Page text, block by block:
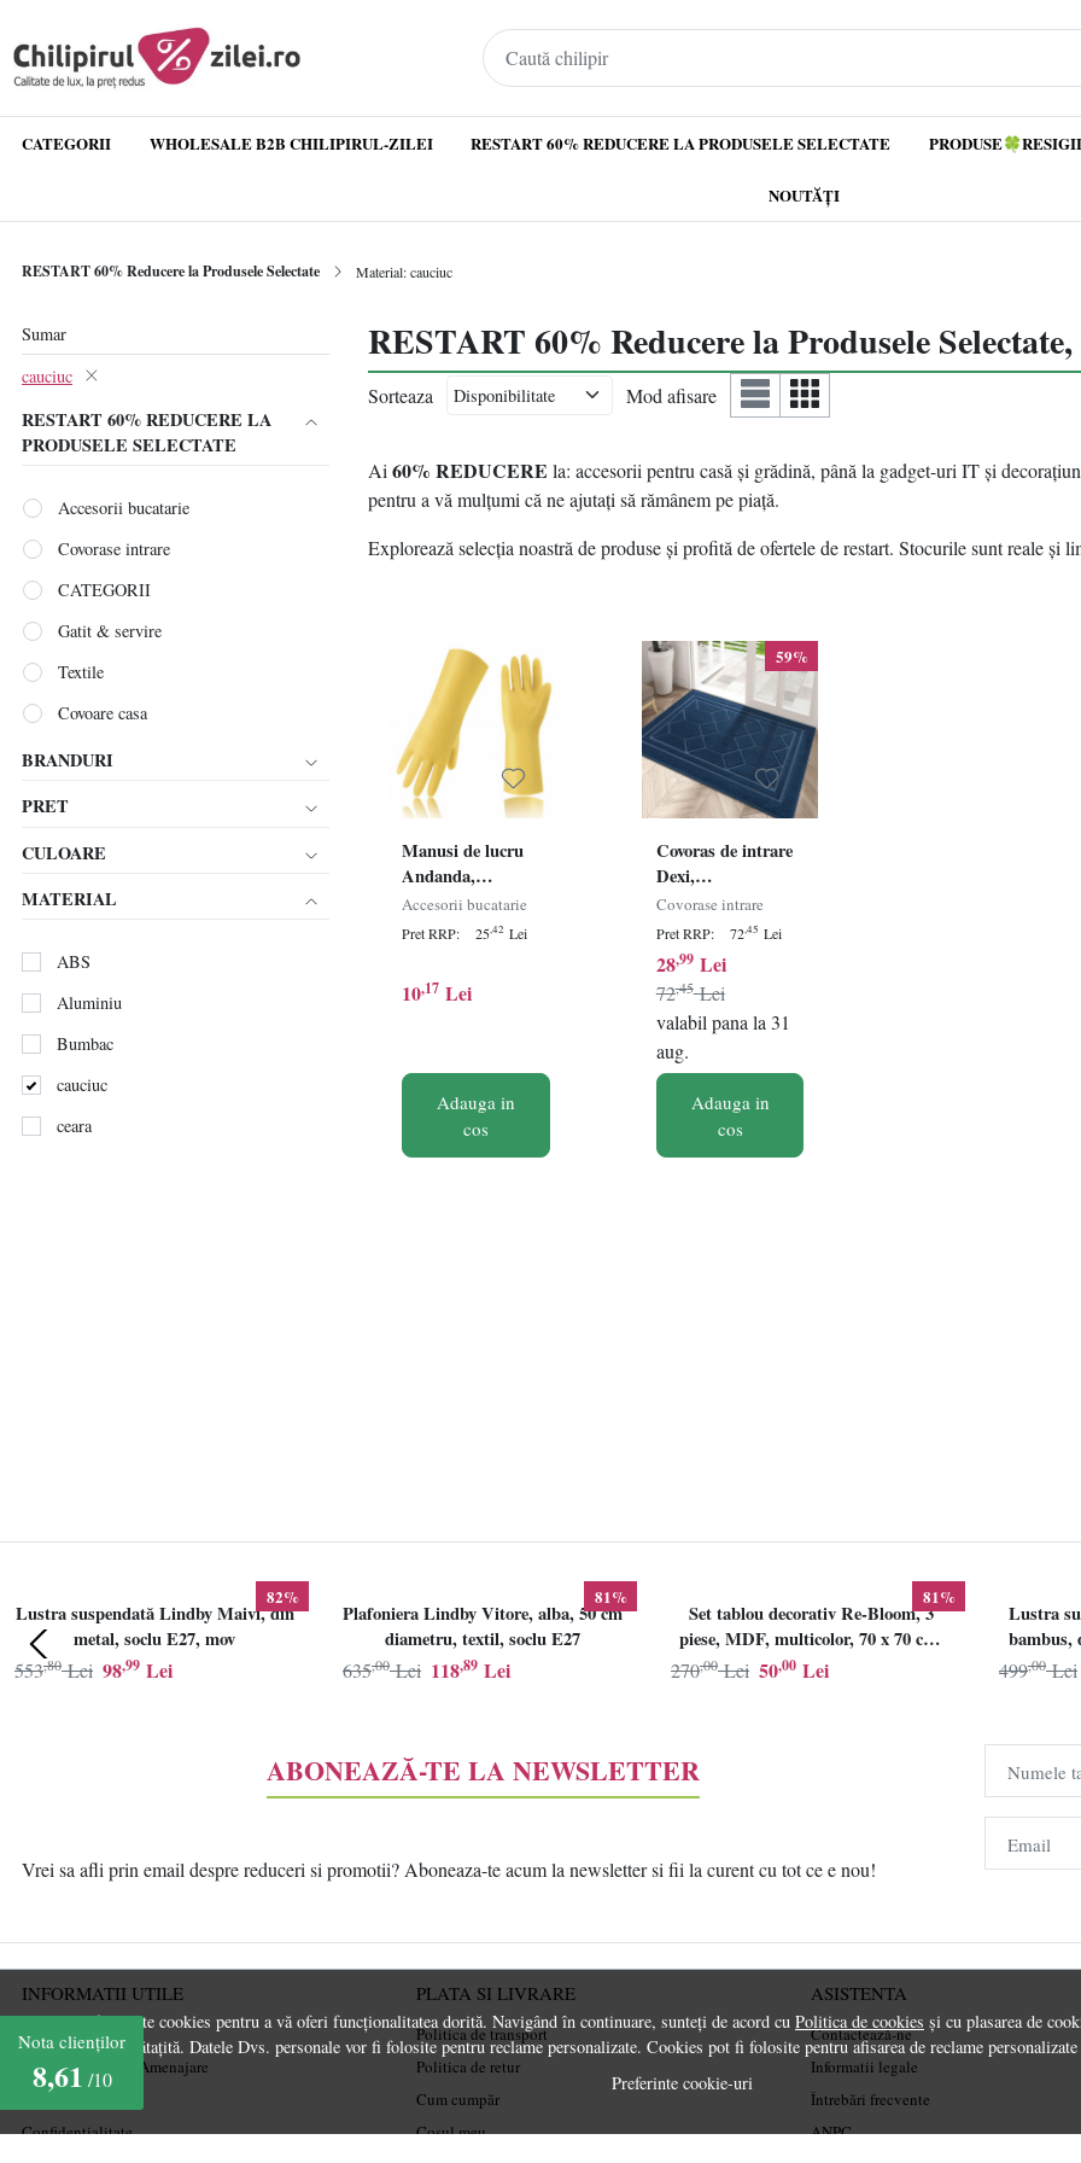
CATEGORII WHOLESALE B2B CHILIPIRUL-ZILEI RESTART 60% REDUCERE LA PRODUSELE SELECTATE
NOUTĂȚI
RESTART 60% Reducere la Produsele Selectate Material: cauciuc
Sumar
cauciuc
RESTART 60% REDUCERE LA
PRODUSELE SELECTATE
Accesorii bucatarie
Covorase intrare
CATEGORII
Gatit & servire
Textile
Covoare casa
BRANDURI
PRET
CULOARE
MATERIAL
ABS
Aluminiu
Bumbac
cauciuc
ceara
nailon
Oțel
Piele
Piele sintetica
Plastic
Polipropilena
Poliuretan
RESTART 60% Reducere la Produsele
Sorteaza Mod afisare
Ai60% REDUCERE la: accesorii pentru casă și grădină, până la gadget-uri IT și
pentru a vă mulțumi că ne ajutați să rămânem pe piață.
Explorează selecția noastră de produse și profită de ofertele de restart. Stocurile sunt reale și
Manusi de lucru
Andanda,
cauciuc/latex,
galben, marimea L
Accesorii bucatarie
Pret RRP: 25,42 Lei
10,17 Lei
Adauga in
cos
59%
Covoras de intrare
Dexi,
polipropilena/cauciuc,
albastru inchis, 50
x 80 cm
Covorase intrare
Pret RRP: 72,45 Lei
28,99 Lei
72,45 Lei
valabil pana la 31
aug.
Adauga in
cos
Acest site folosește cookies pentru a vă oferi funcționalitatea dorită. Navigând în continuare, sunteți de acord cu Politica de cookies și cu plasarea de
experiență îmbunătațită. Datele Dvs. personale vor fi folosite pentru reclame personalizate. Cookies pot fi folosite pentru afisarea de reclame
Preferinte cookie-uri
82%
Lustra suspendată Lindby Maivi, din
metal, soclu E27, mov
98,99 Lei
553,80 Lei
81%
Plafoniera Lindby Vitore, alba, 50 cm
diametru, textil, soclu E27
118,89 Lei
635,00 Lei
81%
Set tablou decorativ Re-Bloom, 3
piese, MDF, multicolor, 70 x 70 cm,
Resigilat, Grad B
50,00 Lei
270,00 Lei
Lustra
bambus,
499,00 Lei
ABONEAZĂ-TE LA NEWSLETTER
Vrei sa afli prin email despre reduceri si promotii? Aboneaza-te acum la newsletter si fii la curent cu tot ce e nou!
Numele
Email
INFORMATII UTILE
Despre noi
Ghiduri și Idei de Amenajare
Termeni și condiții
Confidențialitate
PLATA SI LIVRARE
Politica de transport
Politica de retur
Cum cumpăr
Coșul meu
ASISTENTA
Contactează-ne
Informatii legale
Întrebări frecvente
ANPC
Nota clienților
8,61 /10